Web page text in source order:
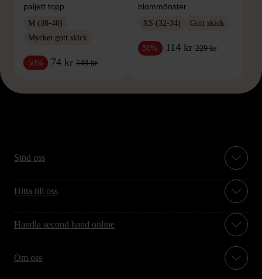
paljett topp
M (38-40)
Mycket gott skick
50% 74 kr 149 kr
blommönster
XS (32-34) Gott skick
50% 114 kr 229 kr
Stöd oss
Hitta till oss
Handla second hand online
Om oss